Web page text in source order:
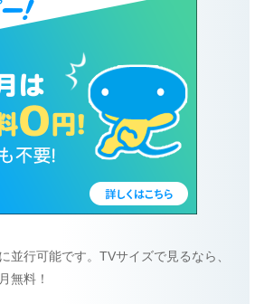
並行可能です。TVサイズで見るなら、
無料！